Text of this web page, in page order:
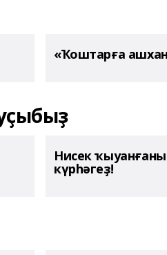
«Ҡоштарға
Нисек
күрһәгеҙ!